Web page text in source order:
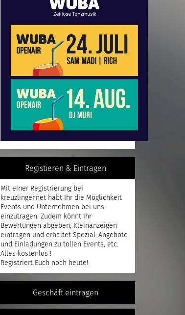
Registieren & Eintragen
Mit einer Registrierung bei
kreuzlinger.net habt Ihr die Möglichkeit
Events und Unternehmen bei uns
einzutragen. Zudem könnt Ihr
Bewertungen abgeben, Kleinanzeigen
eintragen und erhaltet Spezial-Angebote
und Einladungen zu tollen Events, etc.
Alles kostenlos !
Registriert Euch noch heute!
Geschäft eintragen